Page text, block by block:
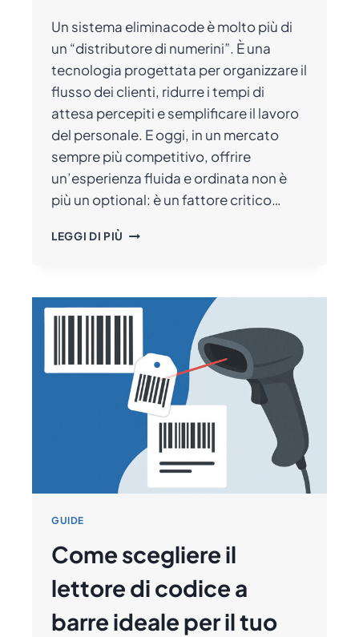
Un sistema eliminacode è molto più di
un “distributore di numerini”. È una
tecnologia progettata per organizzare il
flusso dei clienti, ridurre i tempi di
attesa percepiti e semplificare il lavoro
del personale. E oggi, in un mercato
sempre più competitivo, offrire
un’esperienza fluida e ordinata non è
più un optional: è un fattore critico…
LEGGI DI PIÙ COS’È
E
COME
L’ESPERIENZA
CLIENTI
GUIDE
Come scegliere il
lettore di codice a
barre ideale per il tuo